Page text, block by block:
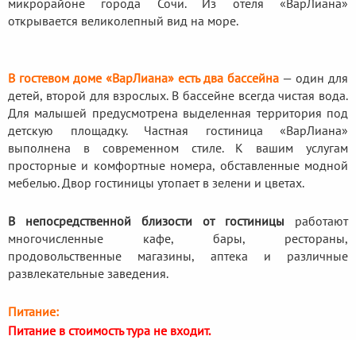
открывается великолепный вид на море.
В гостевом доме «ВарЛиана» есть два бассейна — один для
детей, второй для взрослых. В бассейне всегда чистая вода.
Для малышей предусмотрена выделенная территория под
детскую площадку. Частная гостиница «ВарЛиана»
выполнена в современном стиле. К вашим услугам
просторные и комфортные номера, обставленные модной
мебелью. Двор гостиницы утопает в зелени и цветах.
В непосредственной близости от гостиницы работают
многочисленные кафе, бары, рестораны,
продовольственные магазины, аптека и различные
развлекательные заведения.
Питание:
Питание в стоимость тура не входит.